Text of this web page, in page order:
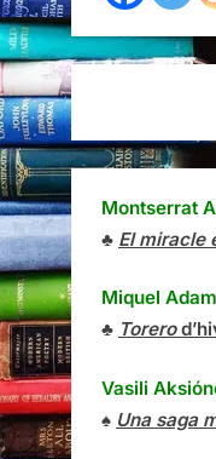
Montserrat
♣ El miracle
Miquel Adam
♣ Torero
Vasili
♠ Una saga